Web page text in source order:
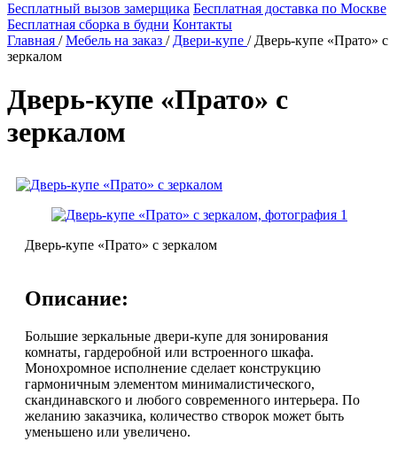
Бесплатный вызов замерщика Бесплатная доставка по Москве
Бесплатная сборка в будни Контакты
Главная /Мебель на заказ / Двери-купе / Дверь-купе «Прато» с
зеркалом
Дверь-купе «Прато» с
зеркалом
Дверь-купе «Прато» с зеркалом
Описание:
Большие зеркальные двери-купе для зонирования
комнаты, гардеробной или встроенного шкафа.
Монохромное исполнение сделает конструкцию
гармоничным элементом минималистического,
скандинавского и любого современного интерьера. По
желанию заказчика, количество створок может быть
уменьшено или увеличено.